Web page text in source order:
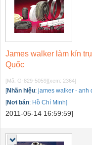
James walker làm kín
Quốc
[Mã: G-829-5059][xem: 2364]
[Nhãn hiệu: james walker - anh
[Nơi bán: Hồ Chí Minh]
2011-05-14 16:59:59]